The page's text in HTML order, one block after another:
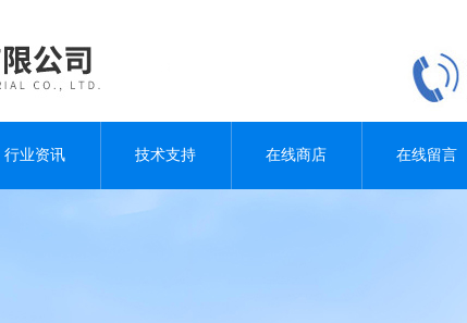
行业资讯 技术支持 在线商店 在线留言